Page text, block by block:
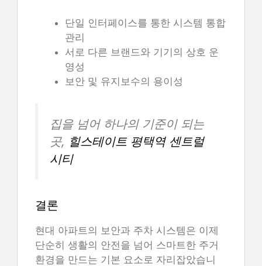
단일 인터페이스를 통한 시스템 통합
관리
서로 다른 브랜드와 기기의 상호 운
영성
보안 및 유지보수의 용이성
집을 넘어 하나의 기준이 되는
곳, 힐스테이트 평택역 센트럴
시티
결론
현대 아파트의 보안과 주차 시스템은 이제
단순히 생활의 안전을 넘어 스마트한 주거
환경을 만드는 기본 요소로 자리잡았습니